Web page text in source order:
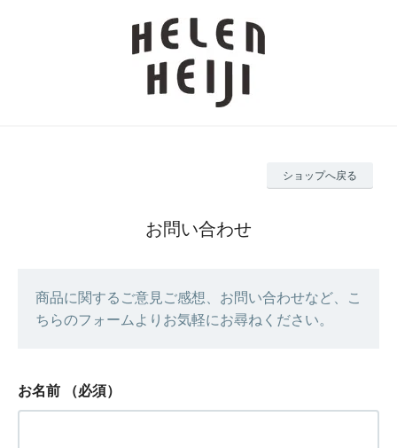
ショップへ戻る
お問い合わせ
商品に関するご意見ご感想、お問い合わせなど、こ
ちらのフォームよりお気軽にお尋ねください。
お名前 （必須）